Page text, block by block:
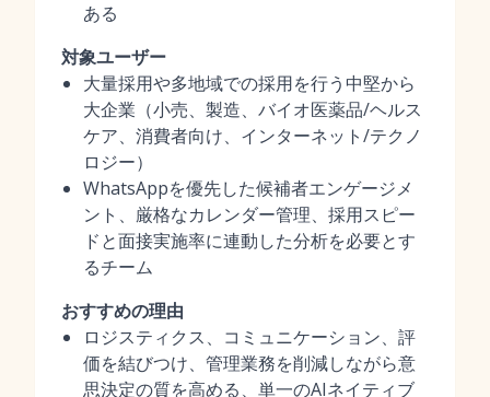
ある
対象ユーザー
大量採用や多地域での採用を行う中堅から
大企業（小売、製造、バイオ医薬品/ヘルス
ケア、消費者向け、インターネット/テクノ
ロジー）
WhatsAppを優先した候補者エンゲージメ
ント、厳格なカレンダー管理、採用スピー
ドと面接実施率に連動した分析を必要とす
るチーム
おすすめの理由
ロジスティクス、コミュニケーション、評
価を結びつけ、管理業務を削減しながら意
思決定の質を高める、単一のAIネイティブ